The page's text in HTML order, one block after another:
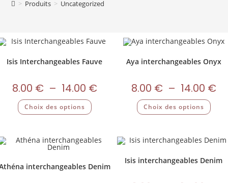
> Produits > Uncategorized
Isis Interchangeables Fauve
8.00 € – 14.00 €
Choix des options
Aya interchangeables Onyx
8.00 € – 14.00 €
Choix des options
interchangeables Denim
Isis interchangeables Denim